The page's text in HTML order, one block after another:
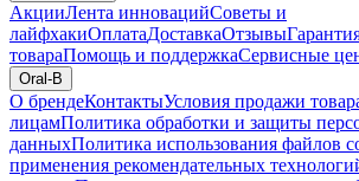
АкцииЛента инновацийСоветы и
лайфхакиОплатаДоставкаОтзывы
товараПомощь и поддержкаСервисные
Oral-B
О брендеКонтактыУсловия продажи
лицамПолитика обработки и защиты
данныхПолитика использования файлов
применения рекомендательных